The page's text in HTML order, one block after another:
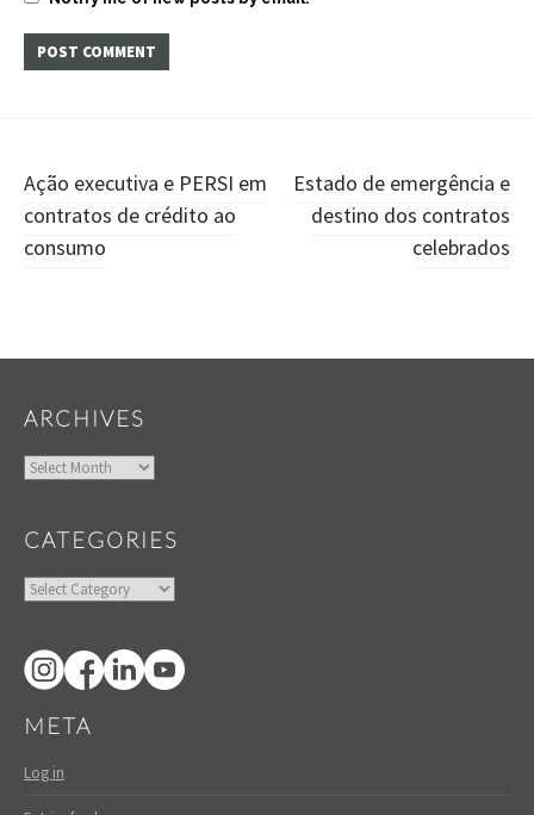
Post
navigation
Ação executiva e PERSI em
contratos de crédito ao
consumo
Estado de emergência e
destino dos contratos
celebrados
ARCHIVES
Archives
CATEGORIES
Categories
META
Log in